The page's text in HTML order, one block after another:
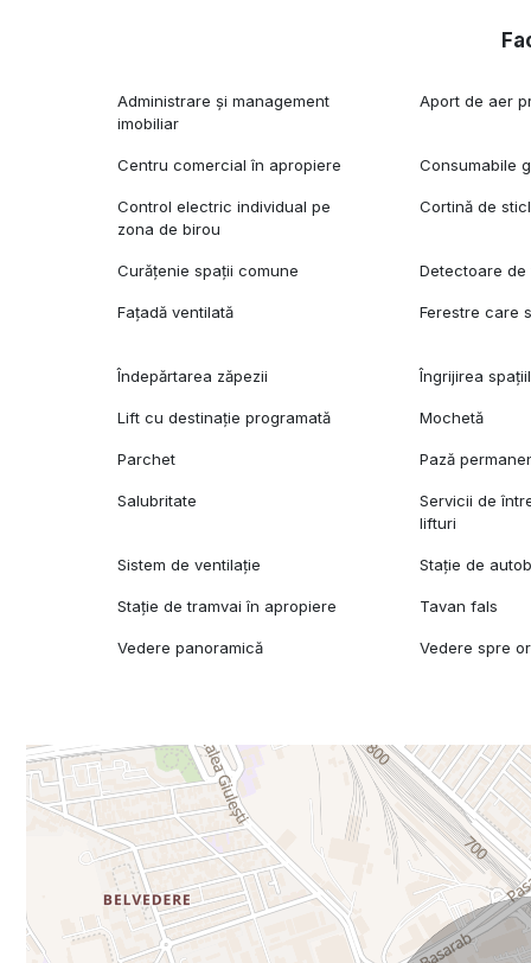
Administrare și management
imobiliar
Aport de aer
Centru comercial în apropiere Consumabile
Control electric individual pe
zona de birou
Cortină de
Curățenie spații comune Detectoare
Fațadă ventilată Ferestre care
Îndepărtarea zăpezii Îngrijirea
Lift cu destinație programată Mochetă
Parchet Pază
Salubritate
Servicii de
lifturi
Sistem de ventilație Stație de
Stație de tramvai în apropiere Tavan fals
Vedere panoramică Vedere spre